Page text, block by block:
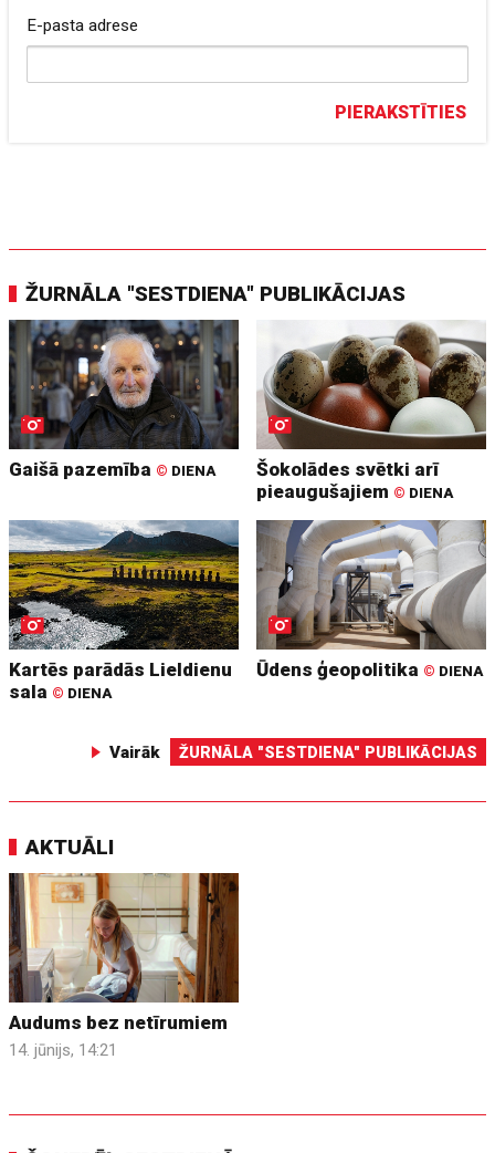
E-pasta adrese
PIERAKSTĪTIES
ŽURNĀLA "SESTDIENA" PUBLIKĀCIJAS
Gaišā pazemība © DIENA
Šokolādes svētki arī
pieaugušajiem © DIENA
Kartēs parādās Lieldienu
sala © DIENA
Ūdens ģeopolitika © DIENA
Vairāk ŽURNĀLA "SESTDIENA" PUBLIKĀCIJAS
AKTUĀLI
Audums bez netīrumiem
14. jūnijs, 14:21